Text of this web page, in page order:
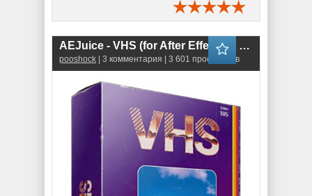
AEJuice - VHS (for After Effects & Premiere Pro)
pooshock | 3 комментария | 3 601 просмотров